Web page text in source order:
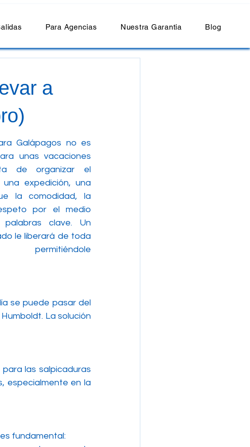
Para Agencias Nuestra Garantia Blog
a
Galápagos no es
unas vacaciones
de organizar el
expedición, una
la comodidad, la
por el medio
clave. Un
le liberará de toda
permitiéndole
se puede pasar del
La solución
las salpicaduras
especialmente en la
fundamental: